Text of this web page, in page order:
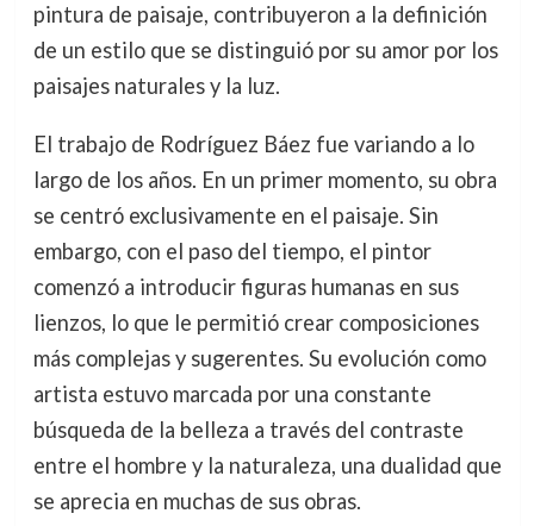
pintura de paisaje, contribuyeron a la definición
de un estilo que se distinguió por su amor por los
paisajes naturales y la luz.
El trabajo de Rodríguez Báez fue variando a lo
largo de los años. En un primer momento, su obra
se centró exclusivamente en el paisaje. Sin
embargo, con el paso del tiempo, el pintor
comenzó a introducir figuras humanas en sus
lienzos, lo que le permitió crear composiciones
más complejas y sugerentes. Su evolución como
artista estuvo marcada por una constante
búsqueda de la belleza a través del contraste
entre el hombre y la naturaleza, una dualidad que
se aprecia en muchas de sus obras.